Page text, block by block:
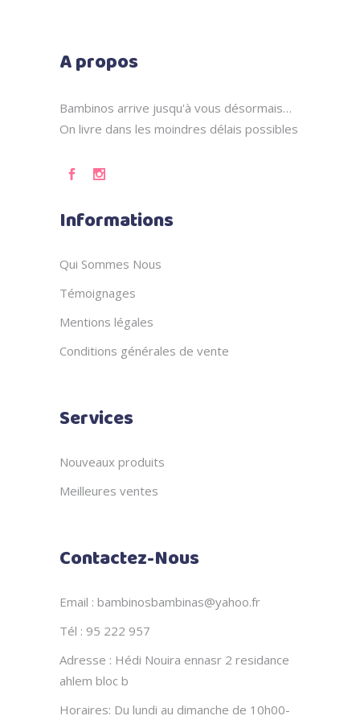
A propos
Bambinos arrive jusqu'à vous désormais…
On livre dans les moindres délais possibles
Informations
Qui Sommes Nous
Témoignages
Mentions légales
Conditions générales de vente
Services
Nouveaux produits
Meilleures ventes
Contactez-Nous
Email : bambinosbambinas@yahoo.fr
Tél : 95 222 957
Adresse : Hédi Nouira ennasr 2 residance
ahlem bloc b
Horaires: Du lundi au dimanche de 10h00-